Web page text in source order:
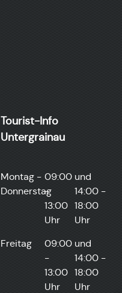
Tourist-Info
Untergrainau​
Montag -
Donnerstag
09:00
-
13:00
Uhr
und
14:00 -
18:00
Uhr
Freitag
09:00
-
13:00
Uhr
und
14:00 -
18:00
Uhr